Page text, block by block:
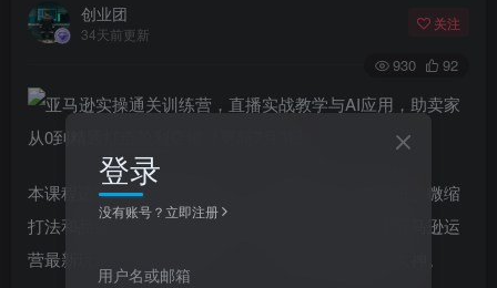
创业团
34天前更新
关注
930 92
本课程适用于所有跨境卖家，共包含基础班、进阶班、微缩
打法和品牌推广四大课程体系，从理论到实战掌握亚马逊运
营最新玩法，贴心助你从0-1、1-N转变晋升成运营大神。
登录
没有账号？立即注册
用户名或邮箱